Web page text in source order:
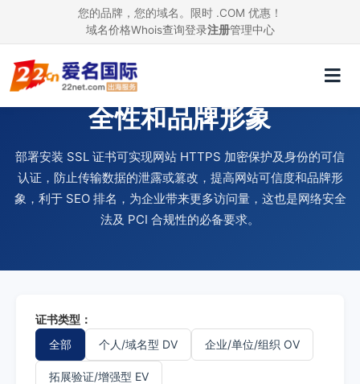
您的品牌，您的域名。限时 .COM 优惠！
域名价格Whois查询登录注册管理中心
使用 SSL 证书，提升网站安
全性和品牌形象
部署安装 SSL 证书可实现网站 HTTPS 加密保护及身份的可信
认证，防止传输数据的泄露或篡改，提高网站可信度和品牌形
象，利于 SEO 排名，为企业带来更多访问量，这也是网络安全
法及 PCI 合规性的必备要求。
证书类型：
全部
个人/域名型 DV 企业/单位/组织 OV
拓展验证/增强型 EV